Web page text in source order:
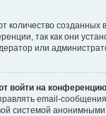
так как они
или
войти на
email-
системой